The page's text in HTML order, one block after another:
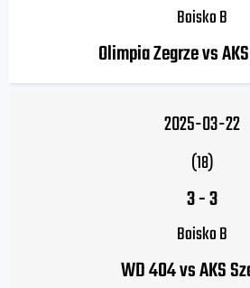
Boisko B
Olimpia Zegrze vs
2025-03-22
(18)
3-3
Boisko B
WD 404 vs AKS